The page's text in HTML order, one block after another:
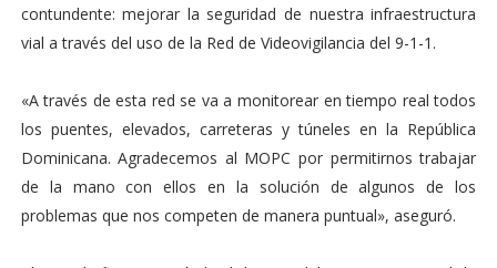
contundente: mejorar la seguridad de nuestra infraestructura
vial a través del uso de la Red de Videovigilancia del 9-1-1.
«A través de esta red se va a monitorear en tiempo real todos
los puentes, elevados, carreteras y túneles en la República
Dominicana. Agradecemos al MOPC por permitirnos trabajar
de la mano con ellos en la solución de algunos de los
problemas que nos competen de manera puntual», aseguró.